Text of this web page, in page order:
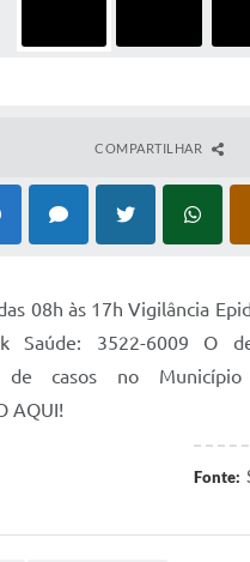
COMPARTILHAR
08h às 17h Vigilância
Saúde: 3522-6009 O
de casos no Município
AQUI!
Fonte: